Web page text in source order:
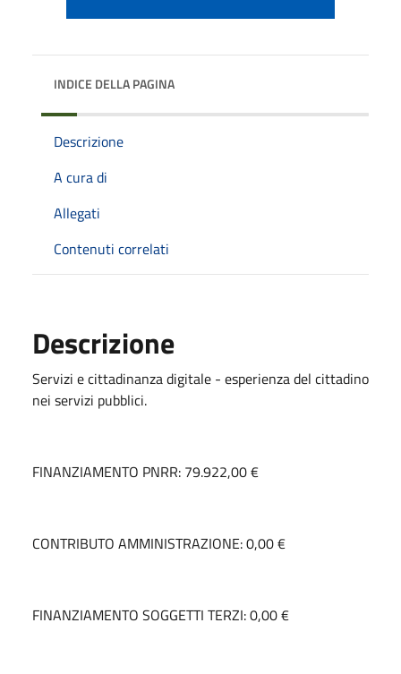
INDICE DELLA PAGINA
Descrizione
A cura di
Allegati
Contenuti correlati
Descrizione
Servizi e cittadinanza digitale - esperienza del cittadino
nei servizi pubblici.
FINANZIAMENTO PNRR: 79.922,00 €
CONTRIBUTO AMMINISTRAZIONE: 0,00 €
FINANZIAMENTO SOGGETTI TERZI: 0,00 €